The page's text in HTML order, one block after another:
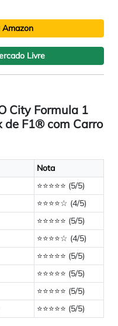
Livre
City Formula 1
de F1® com Carro
Nota
⭐⭐⭐⭐⭐ (5/5)
⭐⭐⭐⭐☆ (4/5)
⭐⭐⭐⭐⭐ (5/5)
⭐⭐⭐⭐☆ (4/5)
⭐⭐⭐⭐⭐ (5/5)
⭐⭐⭐⭐⭐ (5/5)
⭐⭐⭐⭐⭐ (5/5)
⭐⭐⭐⭐⭐ (5/5)